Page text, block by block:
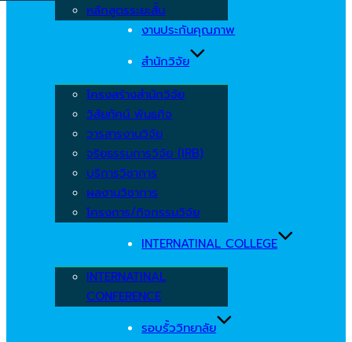
หลักสูตรระยะสั้น
งานประกันคุณภาพ
สำนักวิจัย
โครงสร้างสำนักวิจัย
วิสัยทัศน์ พันธกิจ
วารสารงานวิจัย
จริยธรรมการวิจัย (IRB)
บริการวิชาการ
ผลงานวิชาการ
โครงการ/กิจกรรมวิจัย
INTERNATINAL COLLEGE
INTERNATINAL
CONFERENCE
รอบรั้ววิทยาลัย